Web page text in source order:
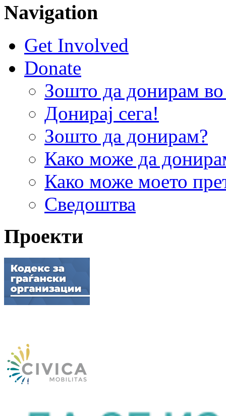
Navigation
Get Involved
Donate
Зошто да донирам
Донирај сега!
Зошто да донирам?
Како може да
Како може моето
Сведоштва
Проекти